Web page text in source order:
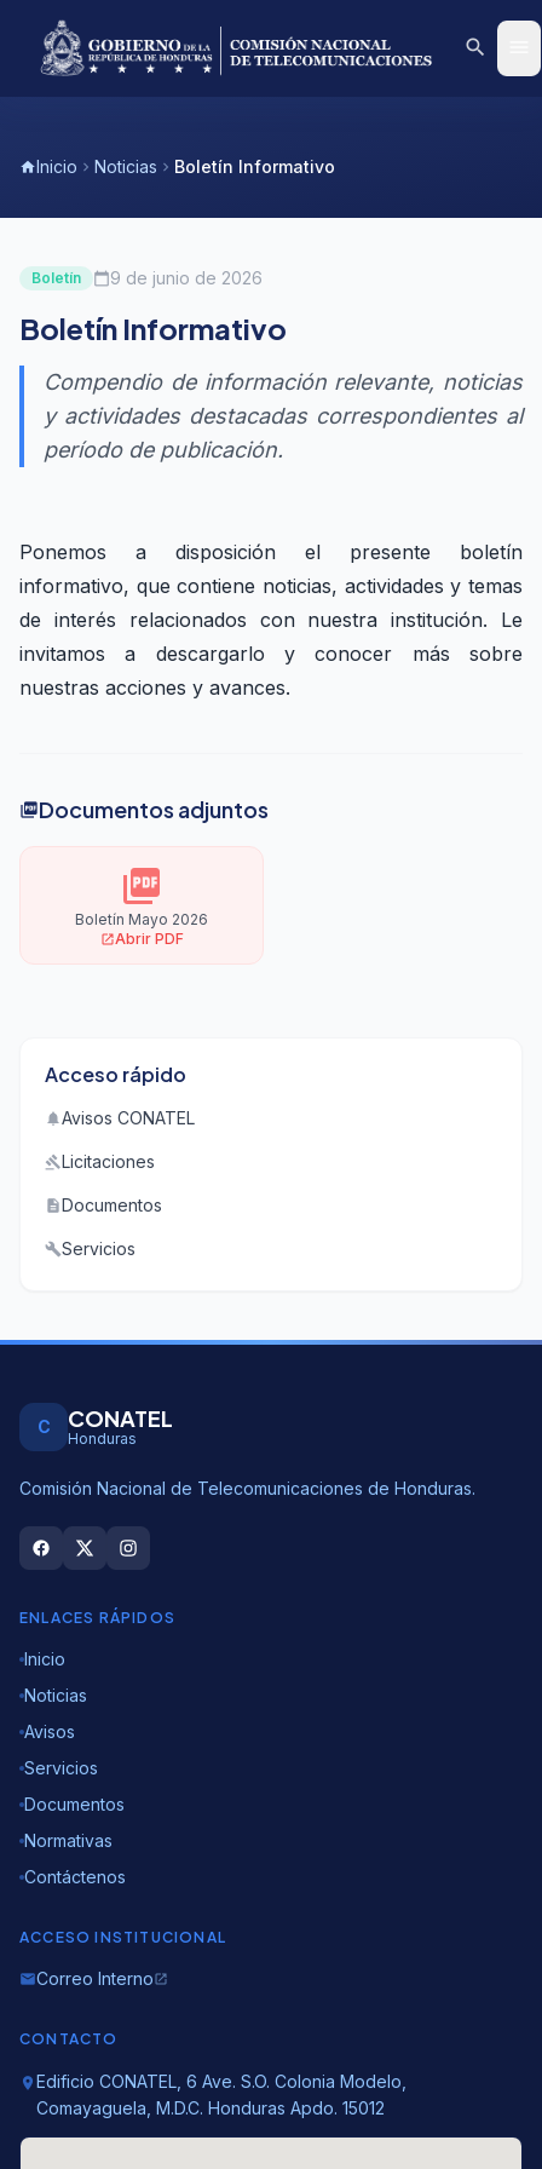
search
homeInicio chevron_right Noticias chevron_right Boletín Informativo
Boletín calendar_today 9 de junio de 2026
Boletín Informativo
Compendio de información relevante, noticias
y actividades destacadas correspondientes al
período de publicación.
Ponemos a disposición el presente boletín
informativo, que contiene noticias, actividades y temas
de interés relacionados con nuestra institución. Le
invitamos a descargarlo y conocer más sobre
nuestras acciones y avances.
picture_as_pdfDocumentos adjuntos
picture_as_pdf
Boletín Mayo 2026
open_in_newAbrir PDF
Acceso rápido
notificationsAvisos CONATEL
gavelLicitaciones
descriptionDocumentos
buildServicios
C CONATEL
Honduras
Comisión Nacional de Telecomunicaciones de Honduras.
ENLACES RÁPIDOS
Inicio
Noticias
Avisos
Servicios
Documentos
Normativas
Contáctenos
ACCESO INSTITUCIONAL
emailCorreo Internoopen_in_new
CONTACTO
location_on Edificio CONATEL, 6 Ave. S.O. Colonia Modelo,
Comayaguela, M.D.C. Honduras Apdo. 15012